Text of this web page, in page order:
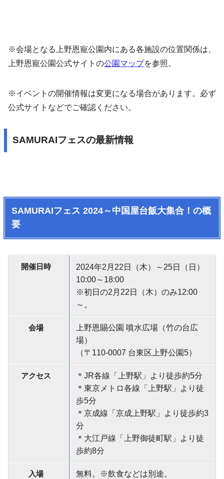
※会場となる上野恩寵公園内にある各施設の位置関係は、
上野恩寵公園公式サイトの公園マップを参照。
※イベントの開催情報は変更になる場合があります。必ず
公式サイトなどでご確認ください。
SAMURAIフェスの最新情報
SAMURAIフェス 2024～中国屋台飯大集合！の概
要
開催日時
2024年2月22日（木）～25日（日）
10:00～18:00
※初日の2月22日（木）のみ12:00
～。
会場
上野恩賜公園 噴水広場（竹の台広
場）
（〒110-0007 台東区上野公園5）
アクセス
＊JR各線「上野駅」より徒歩約5分
＊東京メトロ各線「上野駅」より徒
歩5分
＊京成線「京成上野駅」より徒歩約3
分
＊大江戸線「上野御徒町駅」より徒
歩約8分
入場 無料。※飲食などは別途。